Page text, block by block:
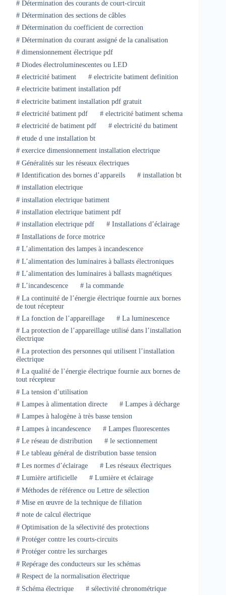
#Détermination des courants de court-circuit
#Détermination des sections de câbles
#Détermination du coefficient de correction
#Détermination du courant assigné de la canalisation
#dimensionnement électrique pdf
#Diodes électroluminescentes ou LED
#electricité batiment #electricite batiment definition
#electricite batiment installation pdf
#electricite batiment installation pdf gratuit
#electricité batiment pdf #electricité batiment schema
#electricité de batiment pdf #electricité du batiment
#etude d une installation bt
#exercice dimensionnement installation electrique
#Généralités sur les réseaux électriques
#Identification des bornes d’appareils #installation bt
#installation electrique
#installation electrique batiment
#installation electrique batiment pdf
#installation electrique pdf #Installations d’éclairage
#Installations de force motrice
#L’alimentation des lampes à incandescence
#L’alimentation des luminaires à ballasts électroniques
#L’alimentation des luminaires à ballasts magnétiques
#L’incandescence #la commande
#La continuité de l’énergie électrique fournie aux bornes
de tout récepteur
#La fonction de l’appareillage #La luminescence
#La protection de l’appareillage utilisé dans l’installation
électrique
#La protection des personnes qui utilisent l’installation
électrique
#La qualité de l’énergie électrique fournie aux bornes de
tout récepteur
#La tension d’utilisation
#Lampes à alimentation directe #Lampes à décharge
#Lampes à halogène à très basse tension
#Lampes à incandescence #Lampes fluorescentes
#Le réseau de distribution #le sectionnement
#Le tableau général de distribution basse tension
#Les normes d’éclairage #Les réseaux électriques
#Lumière artificielle #Lumière et éclairage
#Méthodes de référence ou Lettre de sélection
#Mise en œuvre de la technique de filiation
#note de calcul électrique
#Optimisation de la sélectivité des protections
#Protéger contre les courts-circuits
#Protéger contre les surcharges
#Repérage des conducteurs sur les schémas
#Respect de la normalisation électrique
#Schéma électrique #sélectivité chronométrique